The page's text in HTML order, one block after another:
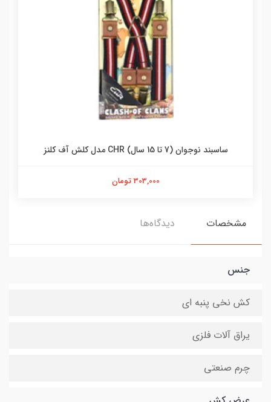
ساسبند نوجوان (7 تا 15 سال) CHR مدل کلش آف کلنز
303,000 تومان
مشخصات دیدگاه‌ها
جنس
کش نخی پنبه ای
یراق آلات فلزی
چرم صنعتی